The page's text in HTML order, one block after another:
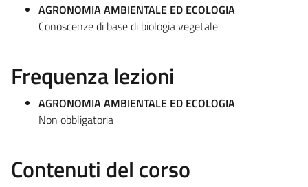
AGRONOMIA AMBIENTALE ED ECOLOGIA
Conoscenze di base di biologia vegetale
Frequenza lezioni
AGRONOMIA AMBIENTALE ED ECOLOGIA
Non obbligatoria
Contenuti del corso